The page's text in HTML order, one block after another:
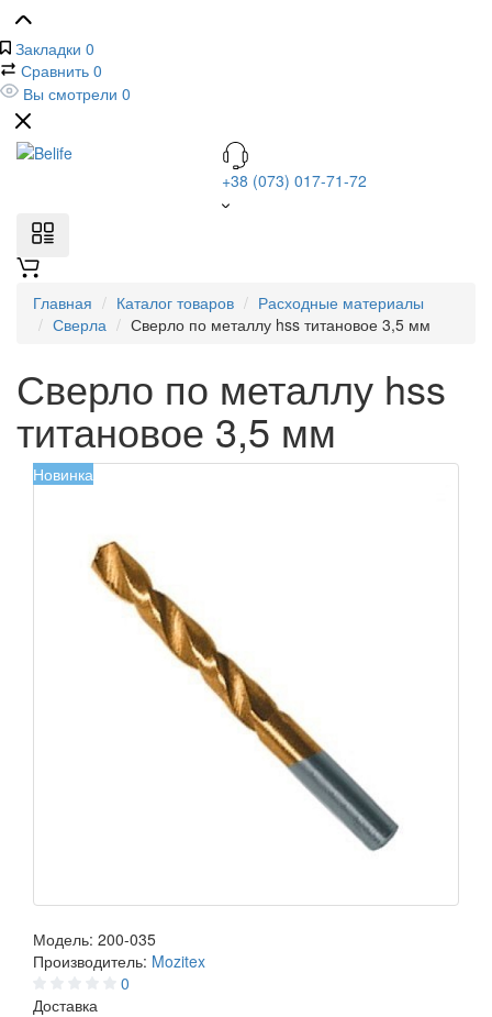
Закладки 0
Сравнить 0
Вы смотрели 0
+38 (073) 017-71-72
Главная Каталог товаров
Расходные материалы
Сверла
Сверло по металлу hss титановое 3,5 мм
Сверло по металлу hss
титановое 3,5 мм
Новинка
Модель: 200-035
Производитель: Mozitex
0
Доставка